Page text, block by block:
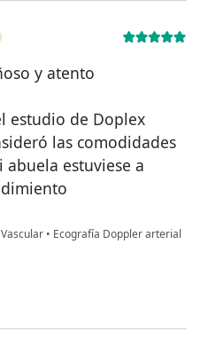
y atento
estudio de Doplex
las comodidades
abuela estuviese a
• Ecografía Doppler arterial